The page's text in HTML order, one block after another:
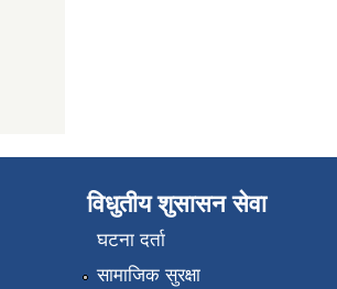
विधुतीय शुसासन सेवा
घटना दर्ता
सामाजिक सुरक्षा